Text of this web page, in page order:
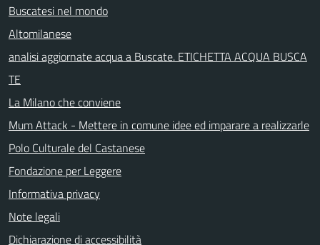
Buscatesi nel mondo
Altomilanese
analisi aggiornate acqua a Buscate. ETICHETTA ACQUA BUSCA
TE
La Milano che conviene
Mum Attack - Mettere in comune idee ed imparare a realizzarle
Polo Culturale del Castanese
Fondazione per Leggere
Informativa privacy
Note legali
Dichiarazione di accessibilità